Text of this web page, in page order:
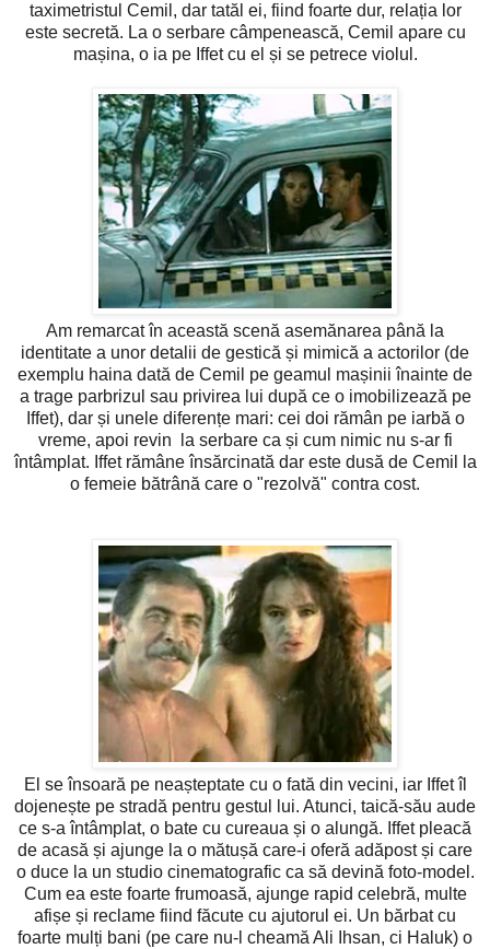
taximetristul Cemil, dar tatăl ei, fiind foarte dur, relația lor
este secretă. La o serbare câmpenească, Cemil apare cu
mașina, o ia pe Iffet cu el și se petrece violul.
Am remarcat în această scenă asemănarea până la
identitate a unor detalii de gestică și mimică a actorilor (de
exemplu haina dată de Cemil pe geamul mașinii înainte de
a trage parbrizul sau privirea lui după ce o imobilizează pe
Iffet), dar și unele diferențe mari: cei doi rămân pe iarbă o
vreme, apoi revin la serbare ca și cum nimic nu s-ar fi
întâmplat. Iffet rămâne însărcinată dar este dusă de Cemil la
o femeie bătrână care o "rezolvă" contra cost.
El se însoară pe neașteptate cu o fată din vecini, iar Iffet îl
dojenește pe stradă pentru gestul lui. Atunci, taică-său aude
ce s-a întâmplat, o bate cu cureaua și o alungă. Iffet pleacă
de acasă și ajunge la o mătușă care-i oferă adăpost și care
o duce la un studio cinematografic ca să devină foto-model.
Cum ea este foarte frumoasă, ajunge rapid celebră, multe
afișe și reclame fiind făcute cu ajutorul ei. Un bărbat cu
foarte mulți bani (pe care nu-l cheamă Ali Ihsan, ci Haluk) o